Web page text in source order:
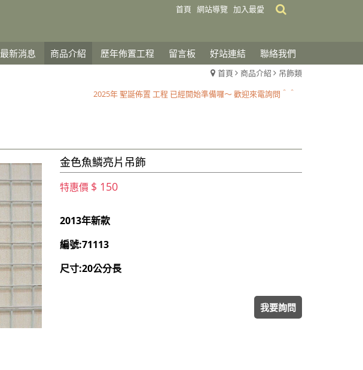
首頁 網站導覽 加入最愛
最新消息 商品介紹 歷年佈置工程 留言板 好站連結 聯絡我們
首頁 商品介紹 吊飾類
2025 聖誕佈置開跑囉～～歡迎到店選購
2025年 聖誕佈置 工程 已經開始準備囉～ 歡迎來電詢問＾＾
金色魚鱗亮片吊飾
特惠價 $ 150
2013年新款
編號:71113
尺寸:20公分長
我要詢問